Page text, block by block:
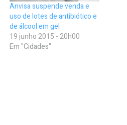
Anvisa suspende venda e
uso de lotes de antibiótico e
de álcool em gel
19 junho 2015 - 20h00
Em "Cidades"